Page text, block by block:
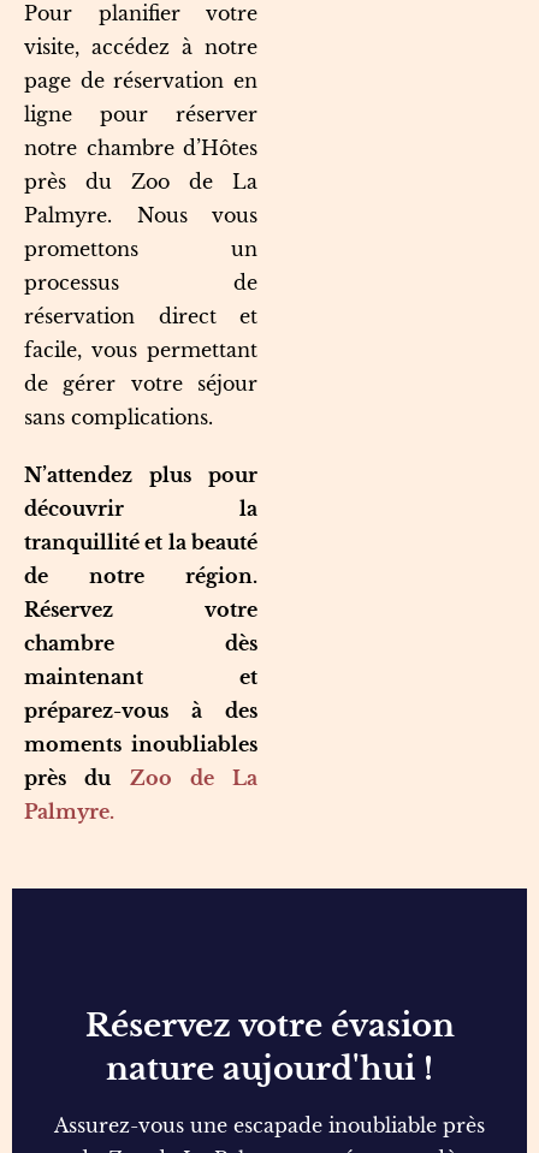
Pour planifier votre
visite, accédez à notre
page de réservation en
ligne pour réserver
notre chambre d’Hôtes
près du Zoo de La
Palmyre. Nous vous
promettons un
processus de
réservation direct et
facile, vous permettant
de gérer votre séjour
sans complications.
N’attendez plus pour
découvrir la
tranquillité et la beauté
de notre région.
Réservez votre
chambre dès
maintenant et
préparez-vous à des
moments inoubliables
près du Zoo de La
Palmyre.
Réservez votre évasion
nature aujourd'hui !
Assurez-vous une escapade inoubliable près